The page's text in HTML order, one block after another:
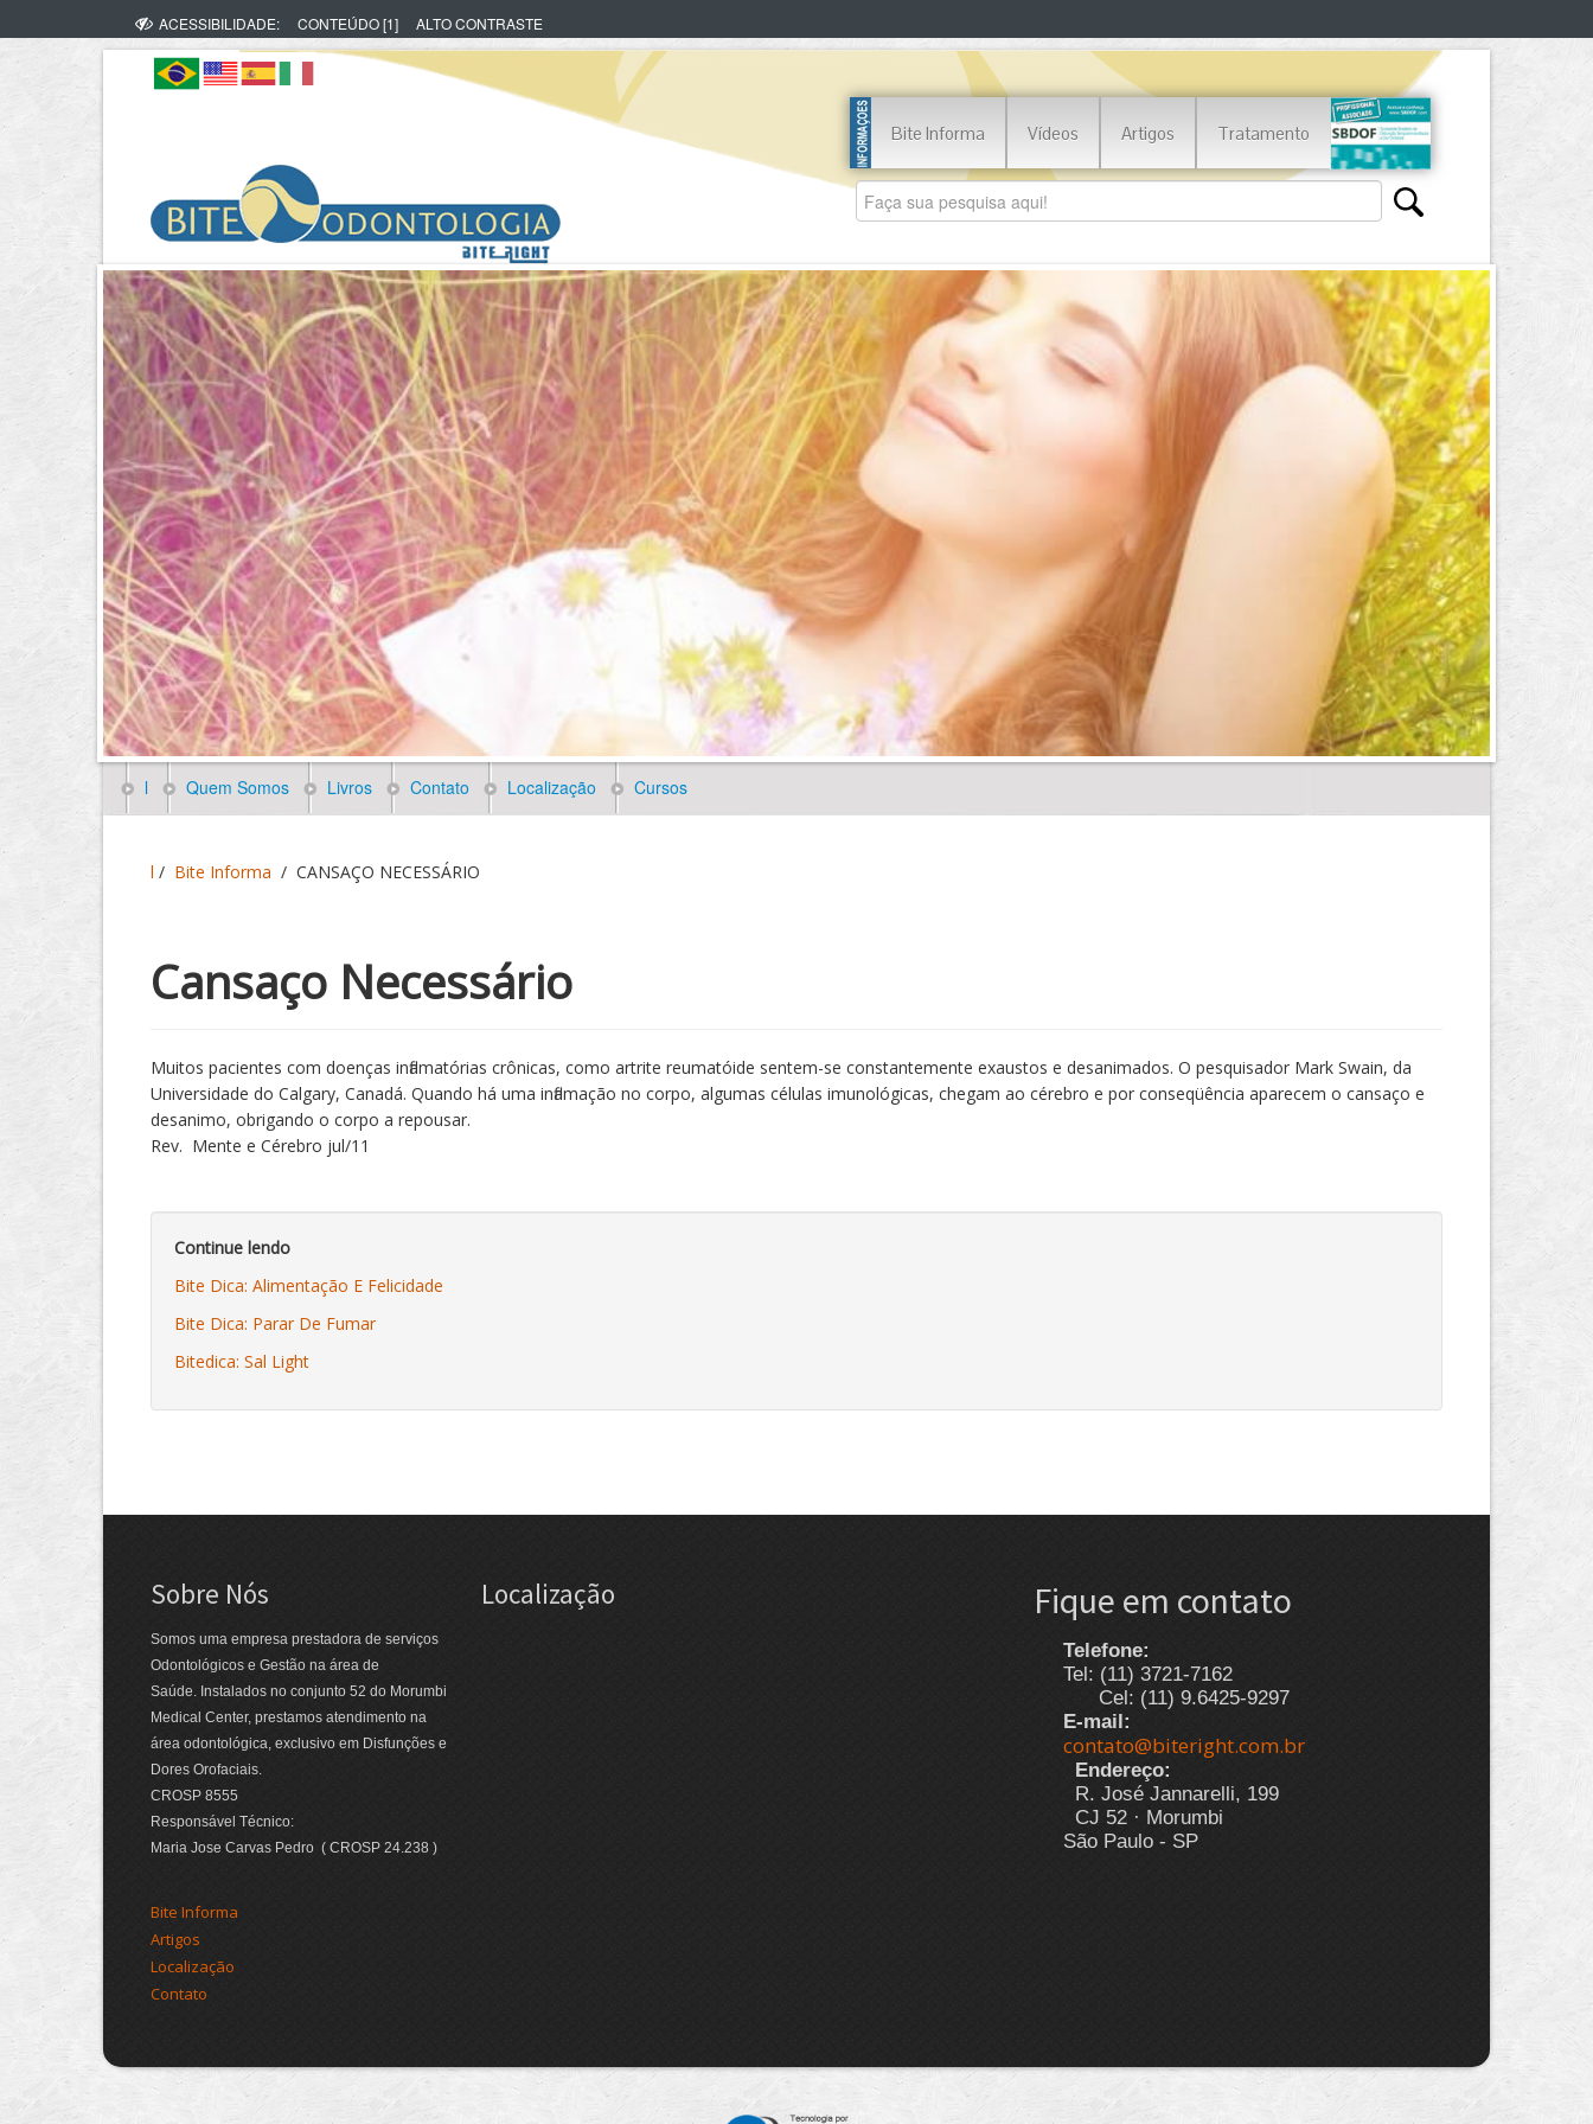
ACESSIBILIDADE: CONTEÚDO [1] ALTO CONTRASTE
Bite Informa Vídeos Artigos Tratamento
l Quem Somos Livros Contato Localização Cursos
l / Bite Informa / CANSAÇO NECESSÁRIO
Cansaço Necessário
Muitos pacientes com doenças inflamatórias crônicas, como artrite reumatóide sentem-se constantemente exaustos e desanimados. O pesquisador Mark Swain, da
Universidade do Calgary, Canadá. Quando há uma inflamação no corpo, algumas células imunológicas, chegam ao cérebro e por conseqüência aparecem o cansaço e
desanimo, obrigando o corpo a repousar.
Rev. Mente e Cérebro jul/11
Continue lendo
Bite Dica: Alimentação E Felicidade
Bite Dica: Parar De Fumar
Bitedica: Sal Light
Sobre Nós
Somos uma empresa prestadora de serviços
Odontológicos e Gestão na área de
Saúde. Instalados no conjunto 52 do Morumbi
Medical Center, prestamos atendimento na
área odontológica, exclusivo em Disfunções e
Dores Orofaciais.
CROSP 8555
Responsável Técnico:
Maria Jose Carvas Pedro ( CROSP 24.238 )
Bite Informa
Artigos
Localização
Contato
Localização Fique em contato
Telefone:
Tel: (11) 3721-7162
Cel: (11) 9.6425-9297
E-mail:
contato@biteright.com.br
Endereço:
R. José Jannarelli, 199
CJ 52 · Morumbi
São Paulo - SP